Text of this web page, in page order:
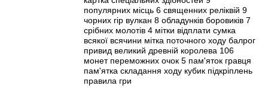
популярних місць 6 священних реліквій 9
чорних гір вулкан 8 обладунків боровиків 7
срібних молотів 4 мітки відплати сумка
всякої всячини мітка поточного ходу балрог
привид великий древній королева 106
монет переможних очок 5 пам'яток гравця
пам'ятка складання ходу кубик підкріплень
правила гри